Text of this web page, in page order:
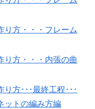
り方・・・フレーム
り方・・・内張の曲
方･･･最終工程･･･
ットの編み方編